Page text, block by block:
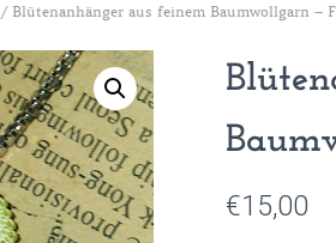
/ Blütenanhänger aus feinem Baumwollgarn –
€15,00